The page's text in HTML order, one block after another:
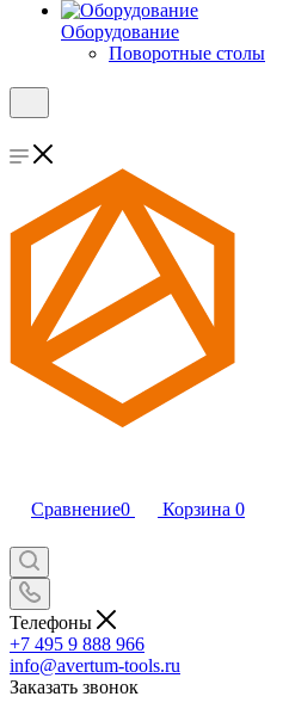
Оборудование
Поворотные столы
Сравнение0 Корзина 0
Телефоны
+7 495 9 888 966
info@avertum-tools.ru
Заказать звонок